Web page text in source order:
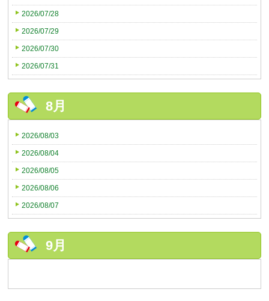
2026/07/28
2026/07/29
2026/07/30
2026/07/31
8月
2026/08/03
2026/08/04
2026/08/05
2026/08/06
2026/08/07
9月